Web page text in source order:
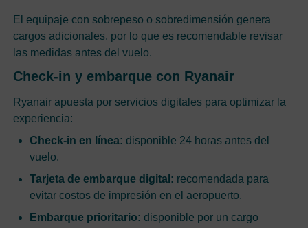
El equipaje con sobrepeso o sobredimensión genera
cargos adicionales, por lo que es recomendable revisar
las medidas antes del vuelo.
Check-in y embarque con Ryanair
Ryanair apuesta por servicios digitales para optimizar la
experiencia:
Check-in en línea: disponible 24 horas antes del
vuelo.
Tarjeta de embarque digital: recomendada para
evitar costos de impresión en el aeropuerto.
Embarque prioritario: disponible por un cargo